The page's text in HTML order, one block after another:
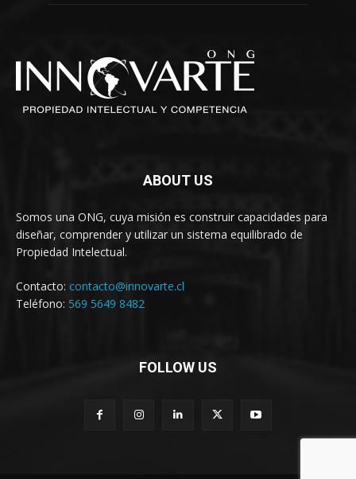
ABOUT US
Somos una ONG, cuya misión es construir capacidades para
diseñar, comprender y utilizar un sistema equilibrado de
Propiedad Intelectual.
Contacto: contacto@innovarte.cl
Teléfono: 569 5649 8482
FOLLOW US